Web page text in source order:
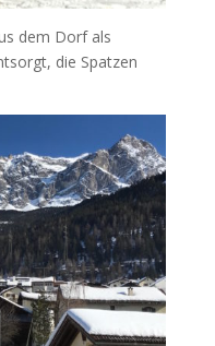
dem Dorf als
die Spatzen